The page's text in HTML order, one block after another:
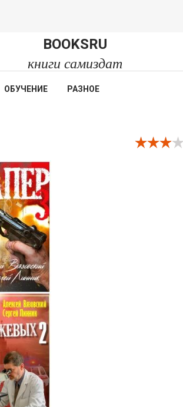
BOOKSRU
книги самиздат
ОБУЧЕНИЕ РАЗНОЕ